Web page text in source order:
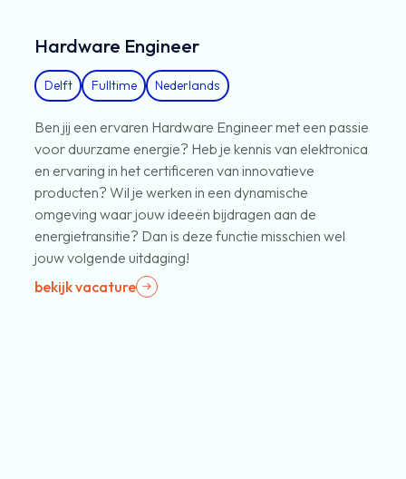
Hardware Engineer
Delft Fulltime Nederlands
Ben jij een ervaren Hardware Engineer met een passie
voor duurzame energie? Heb je kennis van elektronica
en ervaring in het certificeren van innovatieve
producten? Wil je werken in een dynamische
omgeving waar jouw ideeën bijdragen aan de
energietransitie? Dan is deze functie misschien wel
jouw volgende uitdaging!
bekijk vacature